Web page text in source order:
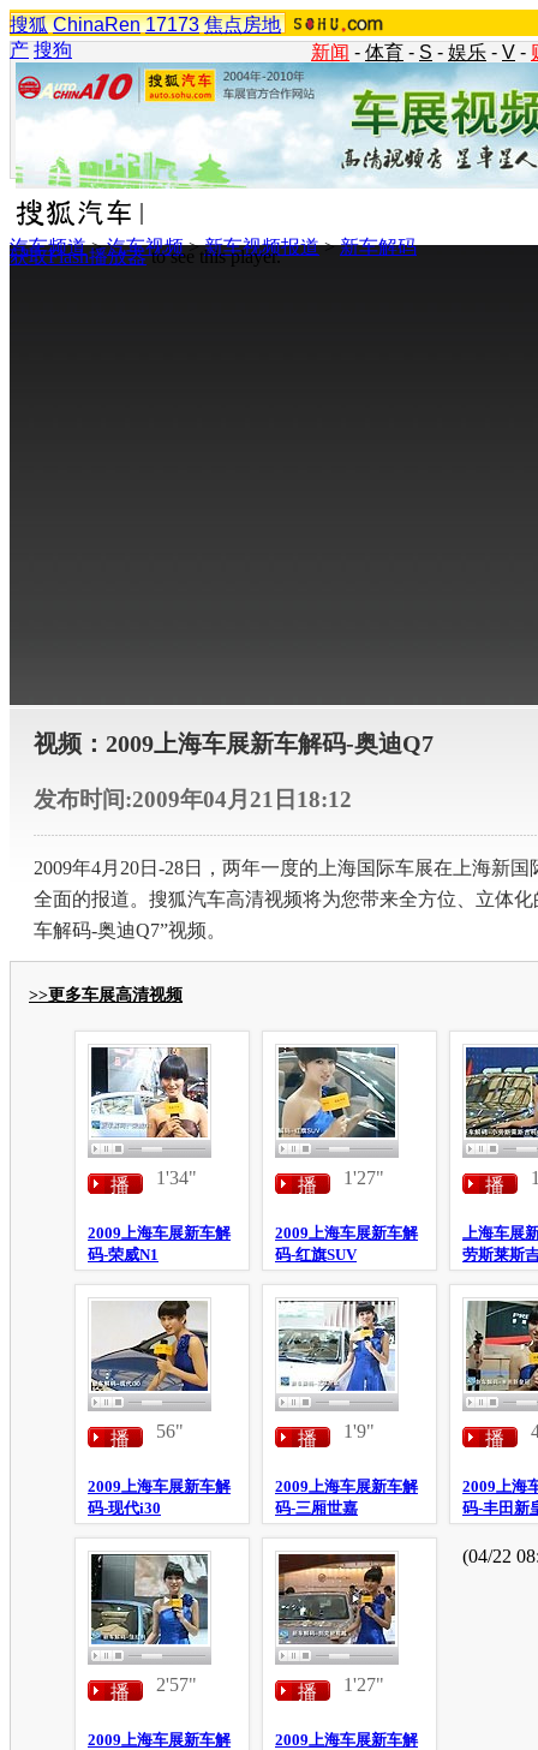
搜狐 ChinaRen 17173 焦点房地
产 搜狗 新闻 - 体育 - S - 娱乐 - V -
汽车频道>汽车视频>新车视频报道>新车解码
获取Flash播放器to see this player.
视频：2009上海车展新车解码-奥迪Q7
发布时间:2009年04月21日18:12
2009年4月20日-28日，两年一度的上海国际车展在上海新
全面的报道。搜狐汽车高清视频将为您带来全方位、立体
车解码-奥迪Q7”视频。
>>更多车展高清视频
播
1'34"
2009上海车展新车解
码-荣威N1
(04/27 09:07)
播
1'27"
2009上海车展新车解
码-红旗SUV
(04/22 08:38)
播
上海车展
劳斯莱斯
(04/22
播
56"
2009上海车展新车解
码-现代i30
(04/22 08:29)
播
1'9"
2009上海车展新车解
码-三厢世嘉
(04/22 08:26)
播
2009上海
码-丰田新
(04/22
播
2'57"
2009上海车展新车解
播
1'27"
2009上海车展新车解